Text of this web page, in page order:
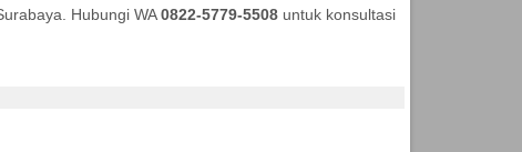
Hubungi WA0822-5779-5508untuk konsultasi